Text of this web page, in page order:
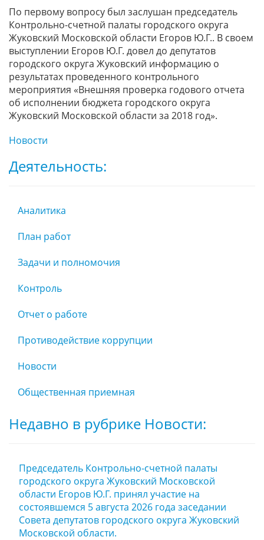
По первому вопросу был заслушан председатель
Контрольно-счетной палаты городского округа
Жуковский Московской области Егоров Ю.Г.. В своем
выступлении Егоров Ю.Г. довел до депутатов
городского округа Жуковский информацию о
результатах проведенного контрольного
мероприятия «Внешняя проверка годового отчета
об исполнении бюджета городского округа
Жуковский Московской области за 2018 год».
Новости
Деятельность:
Аналитика
План работ
Задачи и полномочия
Контроль
Отчет о работе
Противодействие коррупции
Новости
Общественная приемная
Недавно в рубрике Новости:
Председатель Контрольно-счетной палаты
городского округа Жуковский Московской
области Егоров Ю.Г. принял участие на
состоявшемся 5 августа 2026 года заседании
Совета депутатов городского округа Жуковский
Московской области.